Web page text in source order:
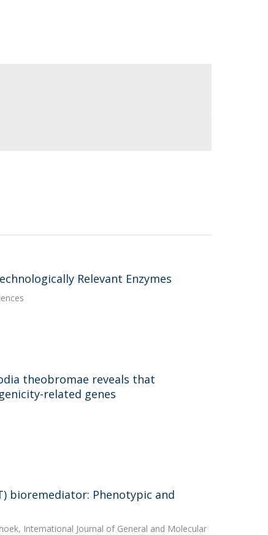
Relevant Enzymes
theobromae reveals that
related genes
bioremediator: Phenotypic and
International Journal of General and Molecular